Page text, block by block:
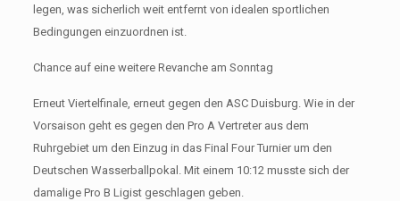
legen, was sicherlich weit entfernt von idealen sportlichen
Bedingungen einzuordnen ist.
Chance auf eine weitere Revanche am Sonntag
Erneut Viertelfinale, erneut gegen den ASC Duisburg. Wie in der
Vorsaison geht es gegen den Pro A Vertreter aus dem
Ruhrgebiet um den Einzug in das Final Four Turnier um den
Deutschen Wasserballpokal. Mit einem 10:12 musste sich der
damalige Pro B Ligist geschlagen geben.